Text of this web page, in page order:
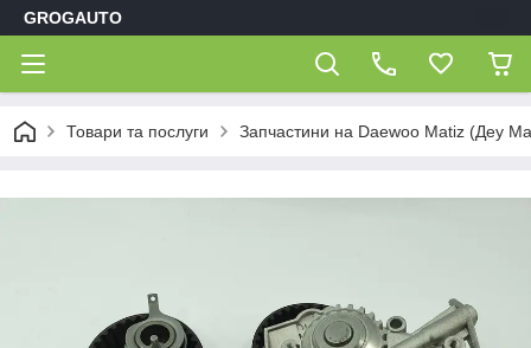
GROGAUTO
Товари та послуги Запчастини на Daewoo Matiz (Деу